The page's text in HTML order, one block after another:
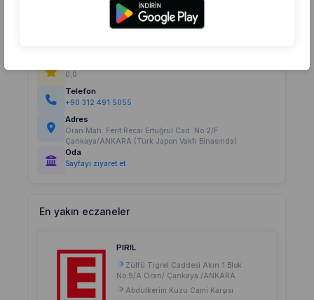
0,0
Telefon
+90 312 491 5055
Adres
Oran Mah. Ferit Recai Ertuğrul Cad. No:2/F
Çankaya/ANKARA (Türk Japon Vakfı Binasında)
Oda
Sayfayı ziyaret et
En yakın eczaneler
PIRIL
Zülfü Tigrel Caddesi Akın 1 Blok
No:9/A Oran/ Çankaya /ANKARA
Abdulkerim Kuzu Cami Karşısı